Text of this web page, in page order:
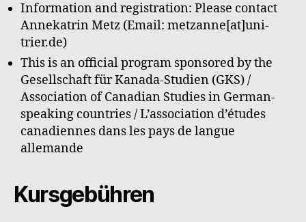
Information and registration: Please contact
Annekatrin Metz (Email: metzanne[at]uni-
trier.de)
This is an official program sponsored by the
Gesellschaft für Kanada-Studien (GKS) /
Association of Canadian Studies in German-
speaking countries / L’association d’études
canadiennes dans les pays de langue
allemande
Kursgebühren